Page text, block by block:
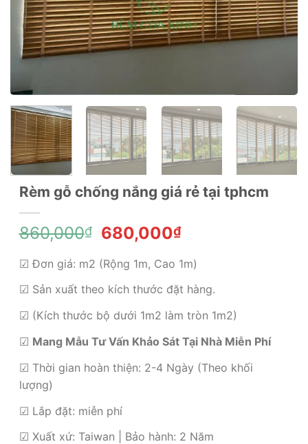
Rèm gỗ chống nắng giá rẻ tại tphcm
860,000₫
Giá
là:
860,000₫.
680,000₫Giá
tại
là:
680,000₫.
☑ Đơn giá: m2 (Rộng 1m, Cao 1m)
☑ Sản xuất theo kích thước đặt hàng.
☑ (Kích thước bộ dưới 1m2 làm tròn 1m2)
☑ Mang Mẫu Tư Vấn Khảo Sát Tại Nhà Miễn Phí
☑ Thời gian hoàn thiện: 2-4 Ngày (Theo khối
lượng)
☑ Lắp đặt: miễn phí
☑ Xuất xứ: Taiwan | Bảo hành: 2 Năm